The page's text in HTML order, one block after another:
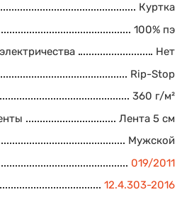
Куртка
100% пэ
Нет
Rip-Stop
360 г/м²
Лента 5 см
Мужской
019/2011
12.4.303-2016